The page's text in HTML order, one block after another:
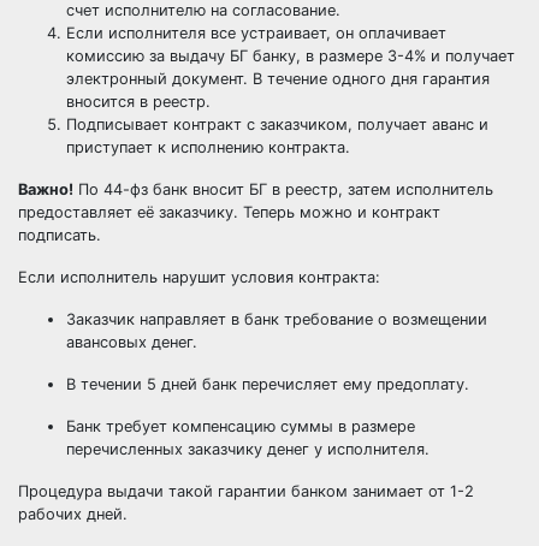
счет исполнителю на согласование.
Если исполнителя все устраивает, он оплачивает
комиссию за выдачу БГ банку, в размере 3-4% и получает
электронный документ. В течение одного дня гарантия
вносится в реестр.
Подписывает контракт с заказчиком, получает аванс и
приступает к исполнению контракта.
Важно! По 44-фз банк вносит БГ в реестр, затем исполнитель
предоставляет её заказчику. Теперь можно и контракт
подписать.
Если исполнитель нарушит условия контракта:
Заказчик направляет в банк требование о возмещении
авансовых денег.
В течении 5 дней банк перечисляет ему предоплату.
Банк требует компенсацию суммы в размере
перечисленных заказчику денег у исполнителя.
Процедура выдачи такой гарантии банком занимает от 1-2
рабочих дней.